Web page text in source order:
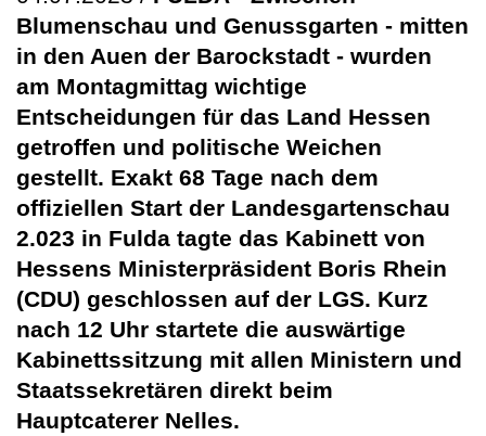
Blumenschau und Genussgarten - mitten
in den Auen der Barockstadt - wurden
am Montagmittag wichtige
Entscheidungen für das Land Hessen
getroffen und politische Weichen
gestellt. Exakt 68 Tage nach dem
offiziellen Start der Landesgartenschau
2.023 in Fulda tagte das Kabinett von
Hessens Ministerpräsident Boris Rhein
(CDU) geschlossen auf der LGS. Kurz
nach 12 Uhr startete die auswärtige
Kabinettssitzung mit allen Ministern und
Staatssekretären direkt beim
Hauptcaterer Nelles.